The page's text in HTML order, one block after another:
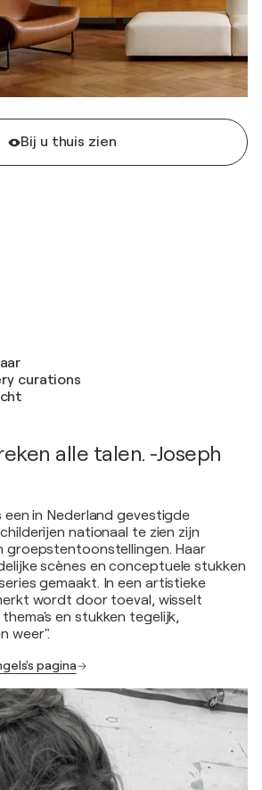
Bij u thuis zien
curations
alle talen. -Joseph
een in Nederland gevestigde
nationaal te zien zijn
groepstentoonstellingen. Haar
scènes en conceptuele stukken
gemaakt. In een artistieke
wordt door toeval, wisselt
en stukken tegelijk,
weer".
pagina